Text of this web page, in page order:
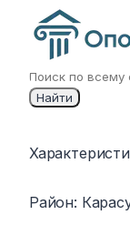
Найти
Район: